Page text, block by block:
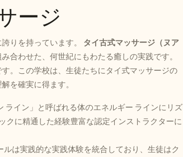
ージ
りを持っています。 タイ古式マッサージ（ヌア
合わせた、何世紀にもわたる癒しの実践です。
。この学校は、生徒たちにタイ式マッサージの
を確実に得ます。
ライン」と呼ばれる体のエネルギー ラインにリズ
クに精通した経験豊富な認定インストラクターに
は実践的な実践体験を統合しており、生徒はク